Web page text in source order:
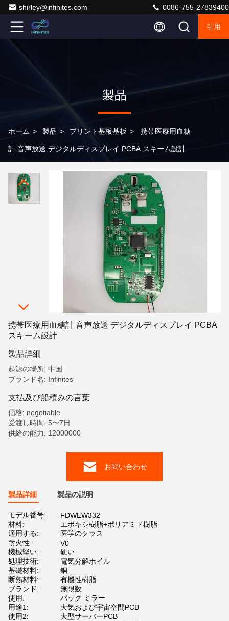
shirley@infinites.com 0086-755-27839400
引用
製品
ホーム > 製品 > プリント基板基板 > 携帯医療用血糖
計 音声放送 デジタルディスプレイ PCBA スキーム設計
携帯医療用血糖計 音声放送 デジタルディスプレイ PCBA
スキーム設計
製品詳細
起源の場所: 中国
ブランド名: Infinites
支払及び船積みの言葉
価格: negotiable
受渡し時間: 5〜7日
供給の能力: 12000000
お問い合わせ
製品詳細 製品の説明
モデル番号:
FDWEW332
材料:
エポキシ樹脂+ポリアミド樹脂
適用する:
医学のクラス
耐火性:
V0
機械堅い:
硬い
処理技術:
電気分解ホイル
基礎材料:
銅
断熱材料:
有機性樹脂
ブランド:
無限数
使用:
バック ミラー
用途1:
大気および宇宙空間PCB
使用2:
大型サーバーPCB